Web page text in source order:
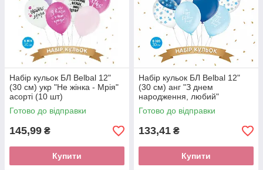
Набір кульок БЛ Belbal 12"
(30 см) укр "Не жінка - Мрія"
асорті (10 шт)
Готово до відправки
145,99 ₴
Купити
Набір кульок БЛ Belbal 12"
(30 см) анг "З днем
народження, любий"
блакитний (10 шт)
Готово до відправки
133,41 ₴
Купити